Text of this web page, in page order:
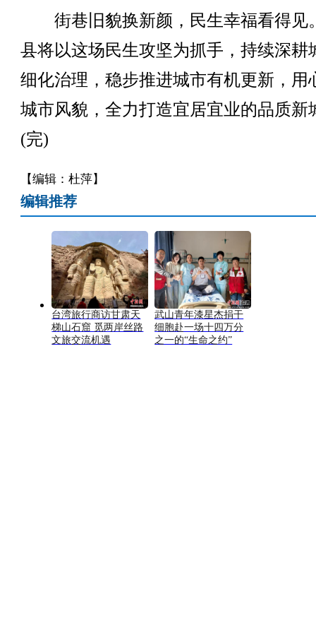
街巷旧貌换新颜，民生幸福看得见
县将以这场民生攻坚为抓手，持续深耕
细化治理，稳步推进城市有机更新，用
城市风貌，全力打造宜居宜业的品质新
(完)
【编辑：杜萍】
编辑推荐
台湾旅行商访甘肃天
梯山石窟 觅两岸丝路
文旅交流机遇
武山青年漆星杰捐干
细胞赴一场十四万分
之一的“生命之约”